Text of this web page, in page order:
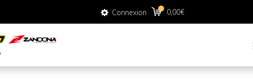
Connexion 0,00€
0
Connexion 0,00€
0